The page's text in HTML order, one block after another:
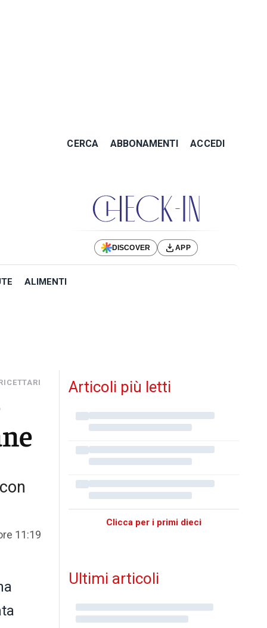
CERCA ABBONAMENTI ACCEDI
DISCOVER APP
ALIMENTI
11:19
Articoli più letti
Clicca per i primi dieci
Ultimi articoli